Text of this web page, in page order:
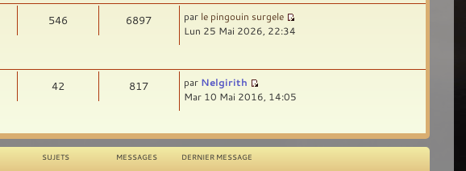
546 6897 par le pingouin surgele
Lun 25 Mai 2026, 22:34
42 817 par Nelgirith
Mar 10 Mai 2016, 14:05
SUJETS MESSAGES DERNIER MESSAGE